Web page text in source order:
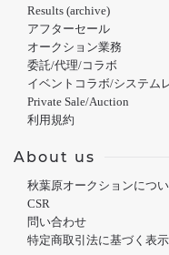
Results (archive)
アフターセール
オークション業務
委託/代理/コラボ
イベントコラボ/システム
Private Sale/Auction
利用規約
About us
秋葉原オークションにつ
CSR
問い合わせ
特定商取引法に基づく表示